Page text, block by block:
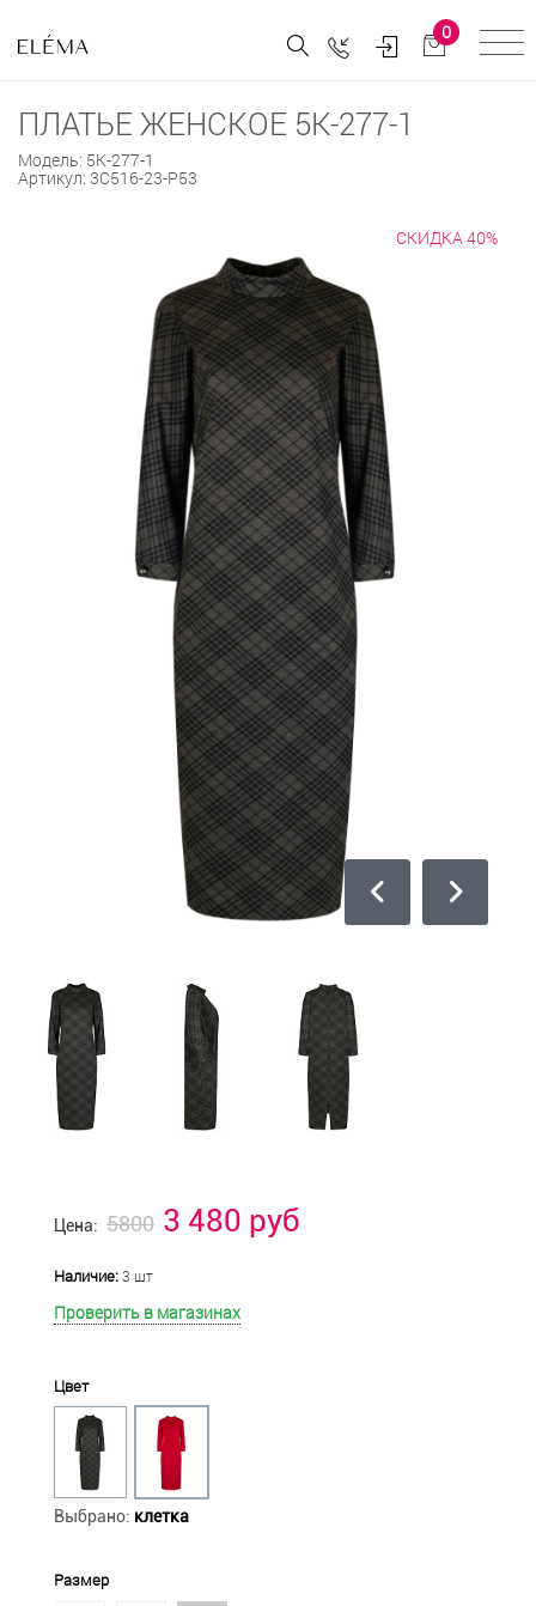
0
ПЛАТЬЕ ЖЕНСКОЕ 5К-277-1
Модель: 5К-277-1
Артикул: 3С516-23-Р53
СКИДКА 40%
Цена: 5800 3 480 руб
Наличие:3 шт
Проверить в магазинах
Цвет
Выбрано: клетка
Размер